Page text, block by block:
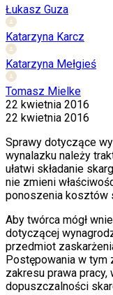
Łukasz Guza
Katarzyna Karcz
Katarzyna Mełgieś
Tomasz Mielke
22 kwietnia 2016
22 kwietnia 2016
Sprawy dotyczące
wynalazku należy
ułatwi składanie
nie zmieni
ponoszenia kosztów
Aby twórca mógł
dotyczącej
przedmiot
Postępowania w tym
zakresu prawa
dopuszczalności